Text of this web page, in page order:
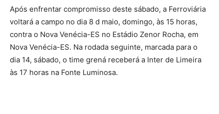
Após enfrentar compromisso deste sábado, a Ferroviária
voltará a campo no dia 8 d maio, domingo, às 15 horas,
contra o Nova Venécia-ES no Estádio Zenor Rocha, em
Nova Venécia-ES. Na rodada seguinte, marcada para o
dia 14, sábado, o time grená receberá a Inter de Limeira
às 17 horas na Fonte Luminosa.